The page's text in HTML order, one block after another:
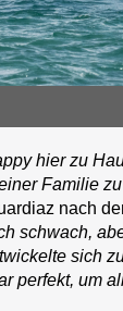
hier zu
Familie
nach
schwach,
sich
perfekt, um